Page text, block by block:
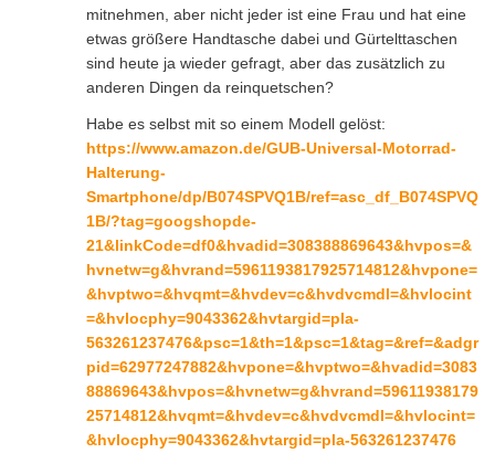
mitnehmen, aber nicht jeder ist eine Frau und hat eine
etwas größere Handtasche dabei und Gürtelttaschen
sind heute ja wieder gefragt, aber das zusätzlich zu
anderen Dingen da reinquetschen?
Habe es selbst mit so einem Modell gelöst:
https://www.amazon.de/GUB-Universal-Motorrad-
Halterung-
Smartphone/dp/B074SPVQ1B/ref=asc_df_B074SPVQ
1B/?tag=googshopde-
21&linkCode=df0&hvadid=308388869643&hvpos=&
hvnetw=g&hvrand=5961193817925714812&hvpone=
&hvptwo=&hvqmt=&hvdev=c&hvdvcmdl=&hvlocint
=&hvlocphy=9043362&hvtargid=pla-
563261237476&psc=1&th=1&psc=1&tag=&ref=&adgr
pid=62977247882&hvpone=&hvptwo=&hvadid=3083
88869643&hvpos=&hvnetw=g&hvrand=59611938179
25714812&hvqmt=&hvdev=c&hvdvcmdl=&hvlocint=
&hvlocphy=9043362&hvtargid=pla-563261237476